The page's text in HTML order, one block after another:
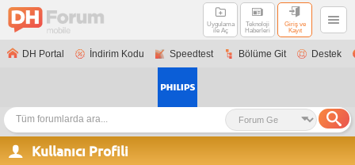
Uygulama
ile Aç
Teknoloji
Haberleri
Giriş ve
Kayıt
DH Portal İndirim Kodu Speedtest Bölüme Git Destek
Kullanıcı Profili